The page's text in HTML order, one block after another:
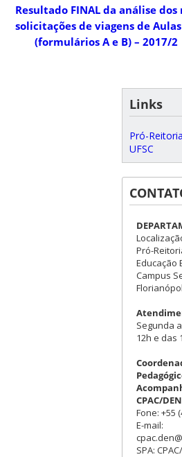
Resultado FINAL da análise dos
solicitações de viagens de
(formulários A e B) – 2017/2
Links
Pró-
UFSC
Pró-
Educação
Campus
Segunda
12h e das
CPAC/DEN
Fone: +55
E-mail:
SPA: